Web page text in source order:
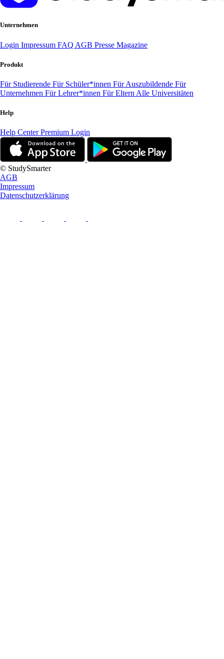
Unternehmen
Login Impressum FAQ AGB Presse Magazine
Produkt
Für Studierende Für Schüler*innen Für Auszubildende Für
Unternehmen Für Lehrer*innen Für Eltern Alle Universitäten
Help
Help CenterPremium Login
© StudySmarter
AGB
Impressum
Datenschutzerklärung